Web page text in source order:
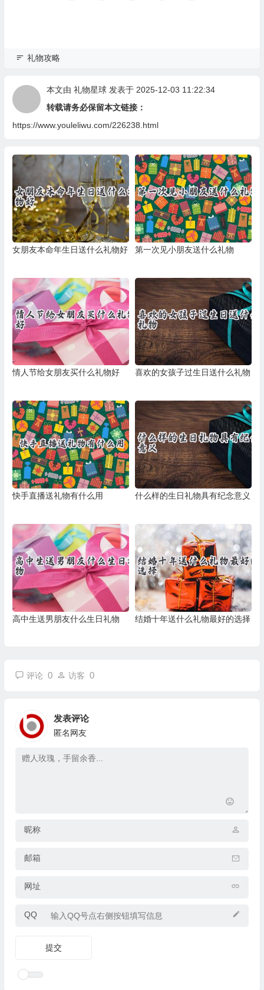
礼物攻略
本文由 礼物星球发表于 2025-12-03 11:22:34
转载请务必保留本文链接：
https://www.youleliwu.com/226238.html
女朋友本命年生日送什么礼物好 第一次见小朋友送什么礼物
情人节给女朋友买什么礼物好 喜欢的女孩子过生日送什么礼物
快手直播送礼物有什么用 什么样的生日礼物具有纪念意义
高中生送男朋友什么生日礼物 结婚十年送什么礼物最好的选择
评论 0 访客 0
发表评论
匿名网友
昵称
邮箱
网址
QQ